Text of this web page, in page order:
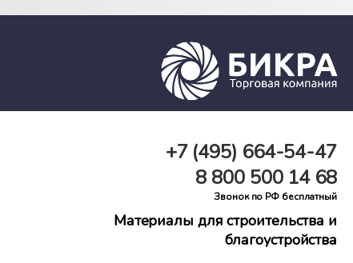
+7 (495) 664-54-47
8 800500 14 68
Звонок по РФ бесплатный
Материалы для строительства и
благоустройства